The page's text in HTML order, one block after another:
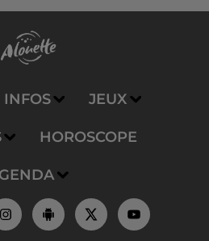
INFOS JEUX
HOROSCOPE